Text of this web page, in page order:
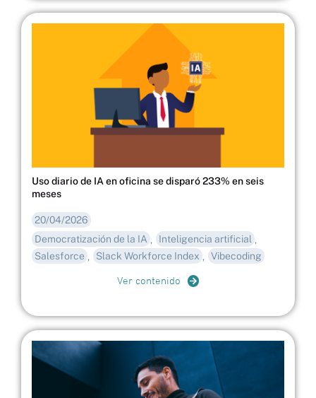
Uso diario de IA en oficina se disparó 233% en seis
meses
20/04/2026
Democratización de la IA , Inteligencia artificial ,
Salesforce , Slack Workforce Index , Vibecoding
Ver contenido